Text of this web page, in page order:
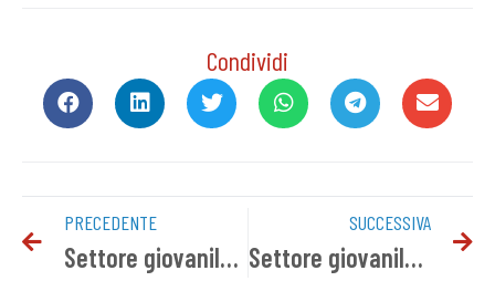
Condividi
PRECEDENTE
Settore giovanile, il programma del weekend
SUCCESSIVA
Settore giovanile, i risultati del weekend